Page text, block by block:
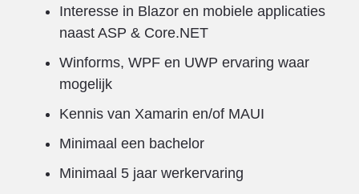
Interesse in Blazor en mobiele applicaties
naast ASP & Core.NET
Winforms, WPF en UWP ervaring waar
mogelijk
Kennis van Xamarin en/of MAUI
Minimaal een bachelor
Minimaal 5 jaar werkervaring